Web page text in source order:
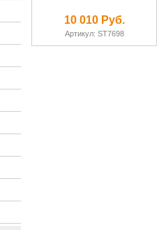
10 010 Руб.
Артикул: ST7698